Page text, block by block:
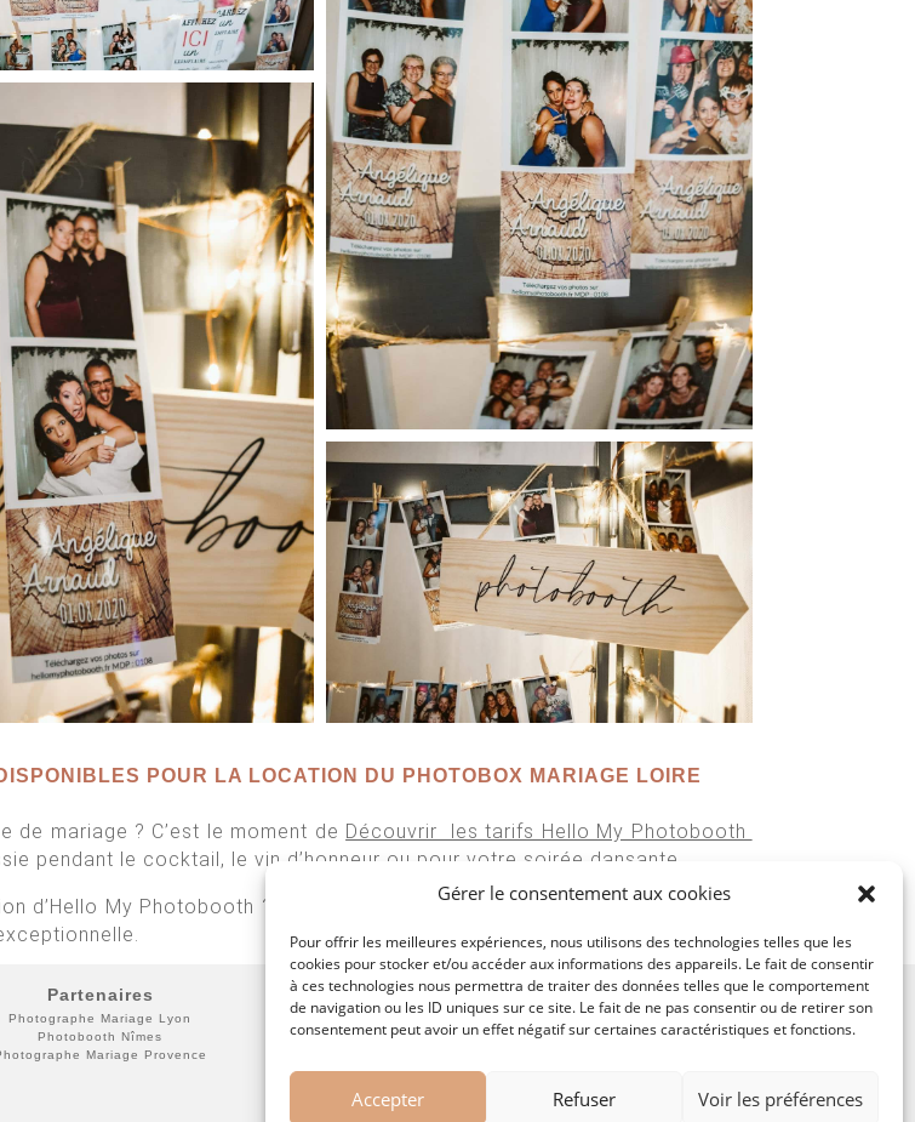
Gérer le consentement aux cookies
Pour offrir les meilleures expériences, nous utilisons des technologies telles que les
cookies pour stocker et/ou accéder aux informations des appareils. Le fait de consentir
à ces technologies nous permettra de traiter des données telles que le comportement
de navigation ou les ID uniques sur ce site. Le fait de ne pas consentir ou de retirer son
consentement peut avoir un effet négatif sur certaines caractéristiques et fonctions.
Accepter Refuser Voir les préférences
POUR LA LOCATION DU PHOTOBOX MARIAGE LOIRE
de mariage ? C’est le moment de Découvrir les tarifs Hello My Photobooth
pendant le cocktail, le vin d’honneur ou pour votre soirée dansante.
d’Hello My Photobooth ? Cumulez la prestationPhotographe de Mariage à
Partenaires
Photographe Mariage Lyon
Photobooth Nîmes
Mariage Provence
Photobooth Lyon
Louer un photobooth –Photobooth Mariage Photobooth